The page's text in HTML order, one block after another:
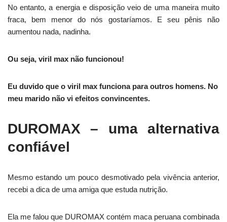
No entanto, a energia e disposição veio de uma maneira muito
fraca, bem menor do nós gostaríamos. E seu pênis não
aumentou nada, nadinha.
Ou seja, viril max não funcionou!
Eu duvido que o viril max funciona para outros homens. No
meu marido não vi efeitos convincentes.
DUROMAX – uma alternativa
confiável
Mesmo estando um pouco desmotivado pela vivência anterior,
recebi a dica de uma amiga que estuda nutrição.
Ela me falou que DUROMAX contém maca peruana combinada